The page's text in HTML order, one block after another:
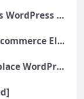
Plumbio v2.2 Plumbing Services WordPress Theme
Anarkali (v1.1.3) Fashion Shop Ecommerce Elementor Theme
Markite (v1.4.0) Digital Marketplace WordPress Theme